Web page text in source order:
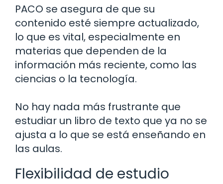
PACO se asegura de que su
contenido esté siempre actualizado,
lo que es vital, especialmente en
materias que dependen de la
información más reciente, como las
ciencias o la tecnología.
No hay nada más frustrante que
estudiar un libro de texto que ya no se
ajusta a lo que se está enseñando en
las aulas.
Flexibilidad de estudio